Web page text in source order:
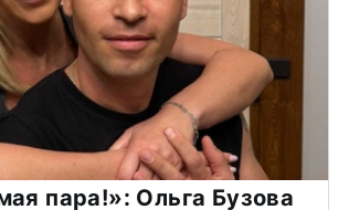
пара!»: Ольга Бузова